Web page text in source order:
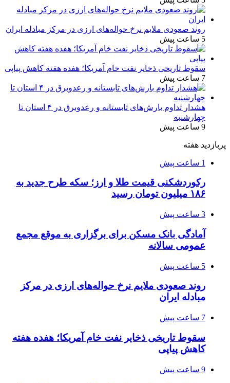
روند صعودی ملایم نرخ حواله‌های ارزی در مرکز مبادله ایران
5 ساعت پیش
سقوط تاریخی ذخایر نفت خام آمریکا؛ هفده هفته کاهش پیاپی
7 ساعت پیش
هشدار تداوم بارش‌های تابستانه و رعدوبرق در ۴ استان تا
چهارشنبه
9 ساعت پیش
پربازدید هفته
1 ساعت پیش
رکوردشکنی قیمت طلا و ارز؛ سکه طرح جدید به
۱۸۶ میلیون تومان رسید
3 ساعت پیش
آمادگی بانک مسکن برای برگزاری به موقع مجمع
عمومی سالانه
5 ساعت پیش
روند صعودی ملایم نرخ حواله‌های ارزی در مرکز
مبادله ایران
7 ساعت پیش
سقوط تاریخی ذخایر نفت خام آمریکا؛ هفده هفته
کاهش پیاپی
9 ساعت پیش